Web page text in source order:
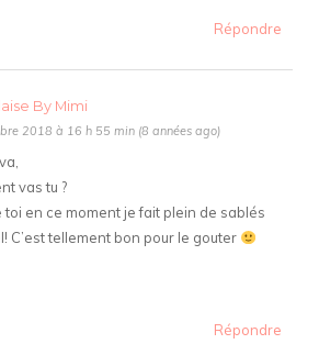
Répondre
By Mimi
2018 à 16 h 55 min (8 années ago)
vas tu ?
toi en ce moment je fait plein de sablés
C’est tellement bon pour le gouter
Répondre